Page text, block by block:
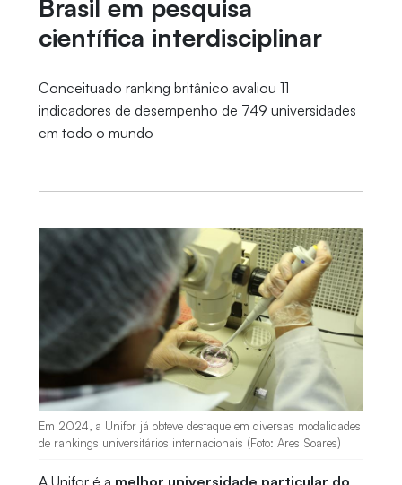
Brasil em pesquisa
científica interdisciplinar
Conceituado ranking britânico avaliou 11
indicadores de desempenho de 749 universidades
em todo o mundo
Em 2024, a Unifor já obteve destaque em diversas modalidades
de rankings universitários internacionais (Foto: Ares Soares)